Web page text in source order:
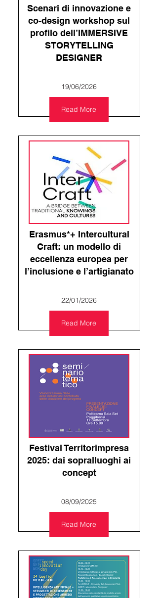
Scenari di innovazione e
co-design workshop sul
profilo dell’IMMERSIVE
STORYTELLING
DESIGNER
19/06/2026
Read More
Erasmus*+ Intercultural
Craft: un modello di
eccellenza europea per
l’inclusione e l’artigianato
22/01/2026
Read More
Festival Territorimpresa
2025: dai sopralluoghi ai
concept
08/09/2025
Read More